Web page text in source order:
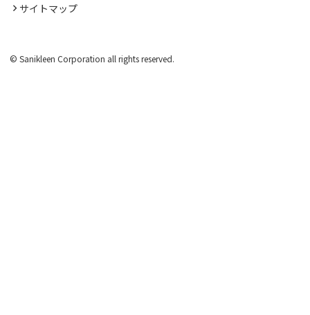
サイトマップ
© Sanikleen Corporation all rights reserved.